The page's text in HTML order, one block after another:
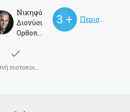
Νικηφόρος
Διονύσιος
Ορθοπεδικός Χειρούργος, Αθλητίατρος
Περισσότεροι γιατροί
check